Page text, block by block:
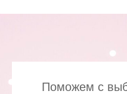
Поможем с